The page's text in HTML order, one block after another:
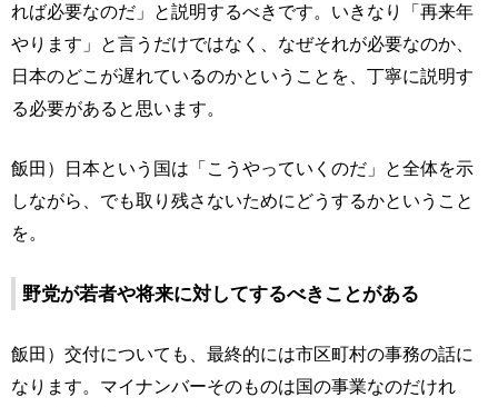
れば必要なのだ」と説明するべきです。いきなり「再来年
やります」と言うだけではなく、なぜそれが必要なのか、
日本のどこが遅れているのかということを、丁寧に説明す
る必要があると思います。
飯田）日本という国は「こうやっていくのだ」と全体を示
しながら、でも取り残さないためにどうするかということ
を。
野党が若者や将来に対してするべきことがある
飯田）交付についても、最終的には市区町村の事務の話に
なります。マイナンバーそのものは国の事業なのだけれ